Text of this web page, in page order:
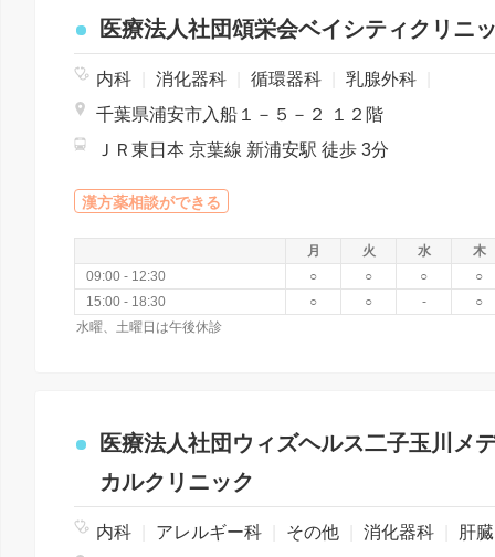
医療法人社団頌栄会ベイシティクリニ
内科 消化器科 循環器科 乳腺外科
千葉県浦安市入船１－５－２ １２階
ＪＲ東日本 京葉線 新浦安駅 徒歩 3分
漢方薬相談ができる
月 火 水
木
09:00 - 12:30
○ ○ ○
○
15:00 - 18:30
○ ○ -
○
水曜、土曜日は午後休診
医療法人社団ウィズヘルス二子玉川メ
カルクリニック
内科 アレルギー科 その他 消化器科
肝臓内科・外科